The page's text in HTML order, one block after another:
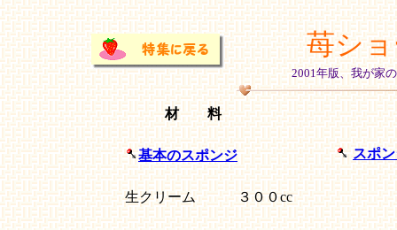
苺シ
2001年版、我が家
材 料
基本のスポンジ
生クリーム ３００cc
スポ